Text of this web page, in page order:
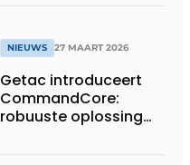
NIEUWS 27 MAART 2026
Getac introduceert
CommandCore:
robuuste oplossing